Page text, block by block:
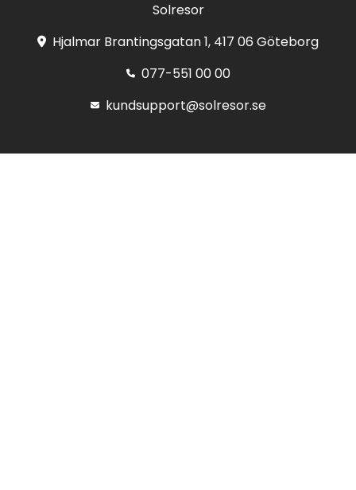
Solresor
Hjalmar Brantingsgatan 1, 417 06 Göteborg
077-551 00 00
kundsupport@solresor.se